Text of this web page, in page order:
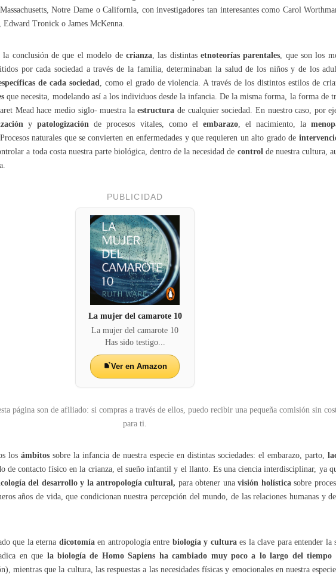
Notre Dame o California, con investigadores tan interesantes como Carol
Tronick o James McKenna.
la conclusión de que el modelo de crianza, las distintas etnoteorías parentales, que son los
por cada sociedad a través de la familia, determinaban la salud de los niños y de los
de cada sociedad, como el grado de violencia. A través de los distintos estilos de
que necesita, modelando así a los individuos desde la infancia. De la misma forma, la forma de
Mead hace medio siglo- muestra laestructura de cualquier sociedad. En nuestro caso, por
ypatologización de procesos vitales, como el embarazo, el nacimiento, la
naturales que se convierten en enfermedades y que requieren un alto grado de
a toda costa nuestra parte biológica, dentro de la necesidad de controlde nuestra cultura,
PUBLICIDAD
La mujer del camarote 10
La mujer del camarote 10
Has sido testigo...
Ver en Amazon
página son de afiliado: si compras a través de ellos, puedo recibir una pequeña comisión sin
para ti.
los ámbitos sobre la infancia de nuestra especie en distintas sociedades: el embarazo, parto,
de contacto físico en la crianza, el sueño infantil y el llanto. Es una ciencia interdisciplinar, ya
del desarrollo y la antropología cultural, para obtener unavisión holísticasobre
años de vida, que condicionan nuestra percepción del mundo, de las relaciones humanas y
que la eterna dicotomíaen antropología entre biología y cultura es la clave para entender la
en que la biología de Homo Sapiens ha cambiado muy poco a lo largo del tiempo
mientras que la cultura, las respuestas a las necesidades físicas y emocionales en nuestra